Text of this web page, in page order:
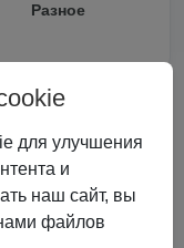
Разное
для улучшения
и
наш сайт, вы
файлов